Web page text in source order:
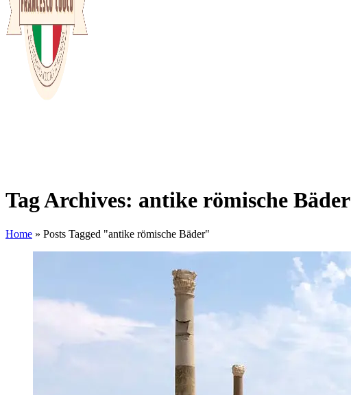
Tag Archives: antike römische Bäder
Home » Posts Tagged "antike römische Bäder"